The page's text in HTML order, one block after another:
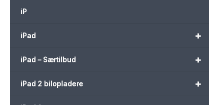
iP
+
iPad
+
iPad – Særtilbud
+
iPad 2 bilopladere